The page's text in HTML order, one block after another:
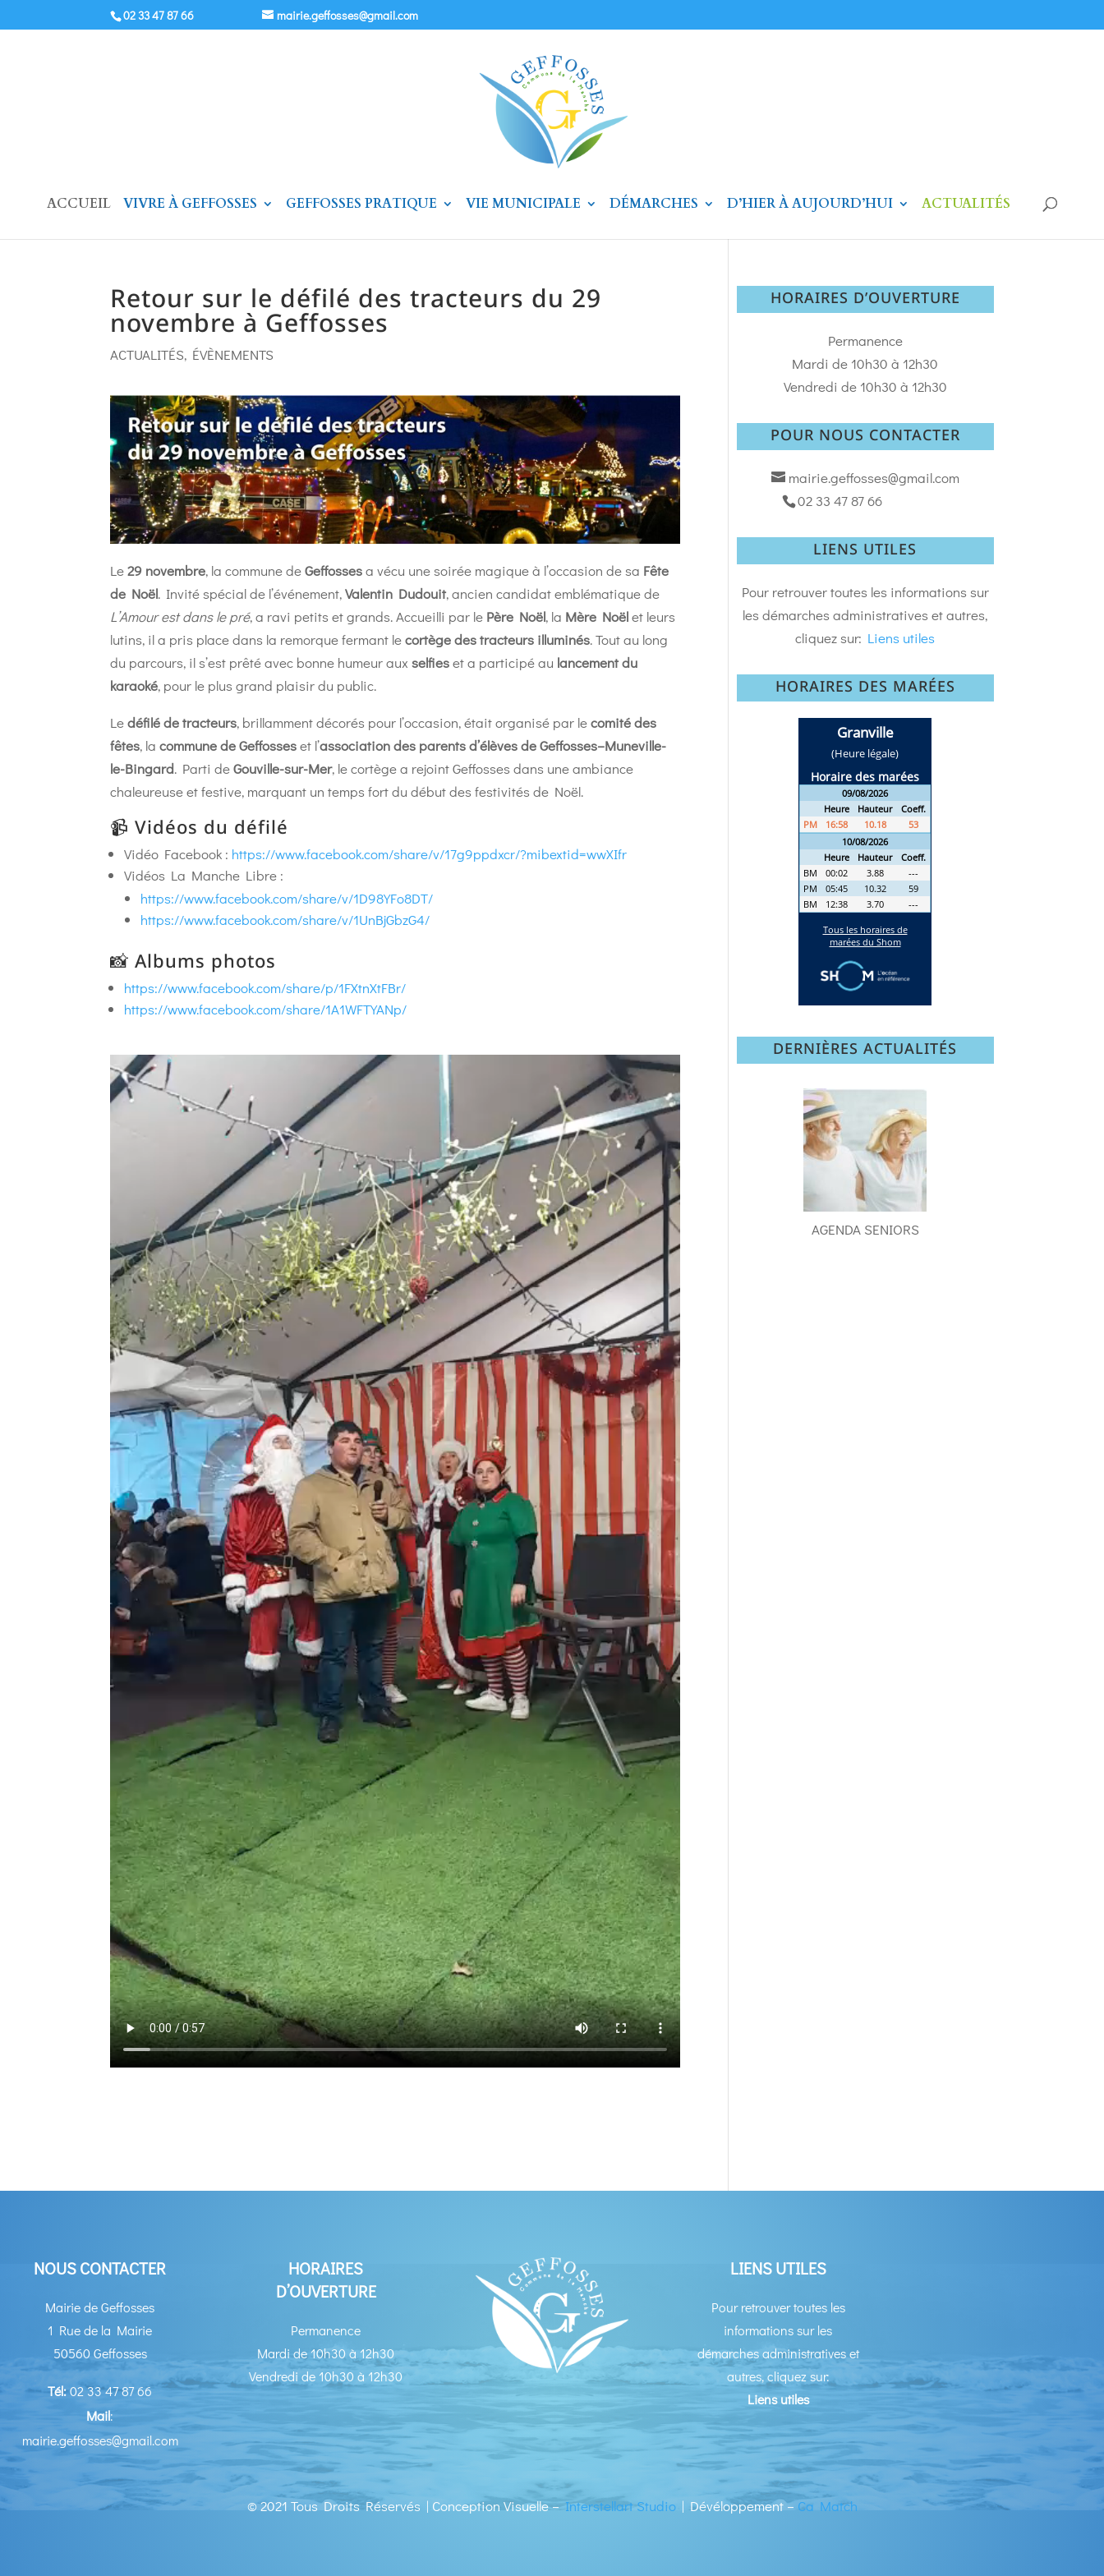
02 33 47 87 66 mairie.geffosses@gmail.com
ACCUEIL VIVRE À GEFFOSSES GEFFOSSES PRATIQUE VIE MUNICIPALE DÉMARCHES D’HIER À AUJOURD’HUI ACTUALITÉS
Retour sur le défilé des tracteurs du 29
novembre à Geffosses
ACTUALITÉS, ÉVÈNEMENTS
Le29 novembre, la commune deGeffossesa vécu une soirée magique à l’occasion de sa Fête
de Noël. Invité spécial de l’événement,Valentin Dudouit, ancien candidat emblématique de
L’Amour est dans le pré, a ravi petits et grands. Accueilli par le Père Noël, la Mère Noëlet leurs
lutins, il a pris place dans la remorque fermant lecortège des tracteurs illuminés. Tout au long
du parcours, il s’est prêté avec bonne humeur auxselfieset a participé au lancement du
karaoké, pour le plus grand plaisir du public.
Ledéfilé de tracteurs, brillamment décorés pour l’occasion, était organisé par lecomité des
fêtes, lacommune de Geffosseset l’association des parents d’élèves de Geffosses–Muneville-
le-Bingard. Parti deGouville-sur-Mer, le cortège a rejoint Geffosses dans une ambiance
chaleureuse et festive, marquant un temps fort du début des festivités de Noël.
📹 Vidéos du défilé
Vidéo Facebook : https://www.facebook.com/share/v/17g9ppdxcr/?mibextid=wwXIfr
Vidéos La Manche Libre :
https://www.facebook.com/share/v/1D98YFo8DT/
https://www.facebook.com/share/v/1UnBjGbzG4/
📸 Albums photos
https://www.facebook.com/share/p/1FXtnXtFBr/
https://www.facebook.com/share/1A1WFTYANp/
HORAIRES D’OUVERTURE
Permanence
Mardi de 10h30 à 12h30
Vendredi de 10h30 à 12h30
POUR NOUS CONTACTER
mairie.geffosses@gmail.com
02 33 47 87 66
LIENS UTILES
Pour retrouver toutes les informations sur
les démarches administratives et autres,
cliquez sur: Liens utiles
HORAIRES DES MARÉES
DERNIÈRES ACTUALITÉS
AGENDA SENIORS
NOUS CONTACTER
Mairie de Geffosses
1 Rue de la Mairie
50560 Geffosses
Tél:02 33 47 87 66
Mail:
mairie.geffosses@gmail.com
HORAIRES
D’OUVERTURE
Permanence
Mardi de 10h30 à 12h30
Vendredi de 10h30 à 12h30
LIENS UTILES
Pour retrouver toutes les
informations sur les
démarches administratives et
autres, cliquez sur:
Liens utiles
© 2021 Tous Droits Réservés | Conception Visuelle – Interstellart Studio| Dévéloppement – Ca Match